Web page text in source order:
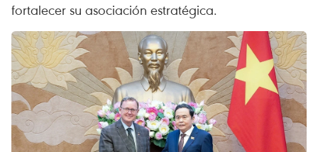
fortalecer su asociación estratégica.